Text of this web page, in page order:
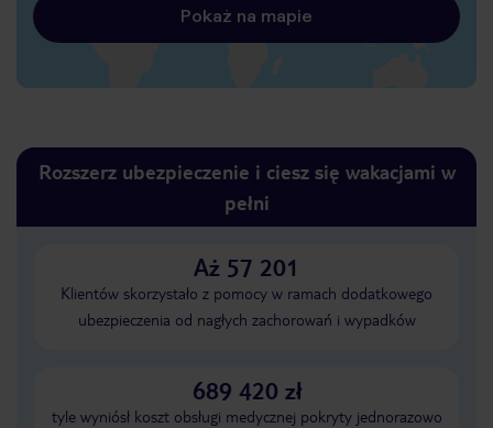
Pokaż na mapie
Rozszerz ubezpieczenie i ciesz się wakacjami w
pełni
Aż 57 201
Klientów skorzystało z pomocy w ramach dodatkowego
ubezpieczenia od nagłych zachorowań i wypadków
689 420 zł
tyle wyniósł koszt obsługi medycznej pokryty jednorazowo